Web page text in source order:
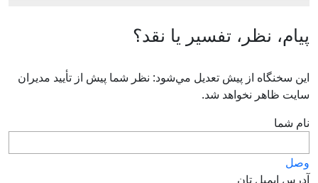
پیام، نظر، تفسیر یا نقد؟
اين سخنگاه از پيش تعديل مي‌شود: نظر شما پيش از تأييد مديران
سايت ظاهر نخواهد شد.
نام شما
وصل
آدرس ايميل تان